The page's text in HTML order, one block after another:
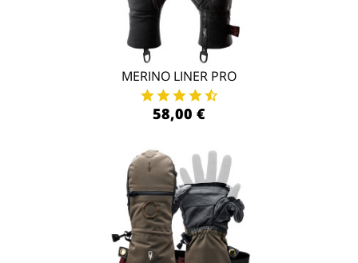
MERINO LINER PRO
58,00 €